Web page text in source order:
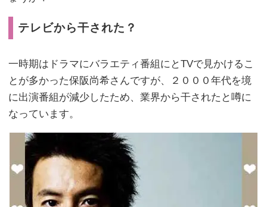
テレビから干された？
一時期はドラマにバラエティ番組にとTVで見かけるこ
とが多かった保阪尚希さんですが、２０００年代を境
に出演番組が減少したため、業界から干されたと噂に
なっています。